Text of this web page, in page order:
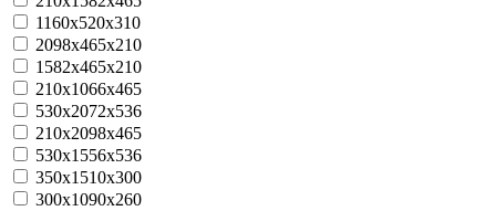
1160x520x310
2098х465х210
1582х465х210
210x1066x465
530х2072х536
210x2098x465
530х1556х536
350х1510х300
300х1090х260